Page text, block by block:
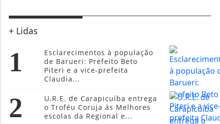
+ Lidas
1
Esclarecimentos à população
de Barueri: Prefeito Beto
Piteri e a vice-prefeita
Claudia...
2
U.R.E. de Carapicuíba entrega
o Troféu Coruja às Melhores
escolas da Regional e...